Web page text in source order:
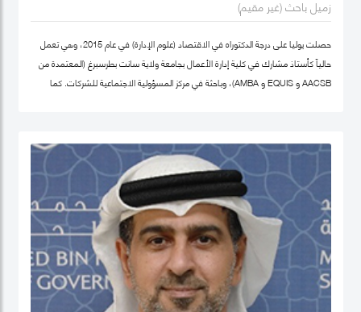
زميل باحث (غير مقيم)
حصلت يوليا على درجة الدكتوراه في الاقتصاد (علوم الإدارة) في عام 2015، وهي تعمل
حالياً كأستاذ مشارك في كلية إدارة الأعمال بجامعة ولاية سانت بطرسبرغ (المعتمدة من
AACSB و EQUIS و AMBA)، وباحثة في مركز المسؤولية الاجتماعية للشركات. كما
باحث غير مقيم في عام 2023. تركز مجالات بحثها الرئيسية على ريادة الأعمال الاجتماعية،
والتنمية المستدامة، والمسؤولية الاجتماعية للشركات. وهي عضو نشط في الشبكة
الدولية للباحثين في ريادة الأعمال الاجتماعية (شبكة EMES) وشبكة الأعمال في
المجتمع، وأكاديمية الإدارة، وأكاديمية الأعمال الدولية. حصلت على شهادات تقدير
لمساهماتها في تطوير ريادة الأعمال الاجتماعية في روسيا من المنظمات العامة
والخاصة. ألّفت أكثر من 30 منشورًا في مجلات وطنية ودولية، وكتب، ومجموعات دراسات
حالة. نُشرت أعمالها في مراجعة الأعمال الدولية، حوكمة الشركات، مراجعة الأسواق
الناشئة، مراجعة الإدارة الأوروبية، وغيرها. كما أنها مراجع للعديد من المجلات الوطنية
والدولية.ملف غوغل سكولار